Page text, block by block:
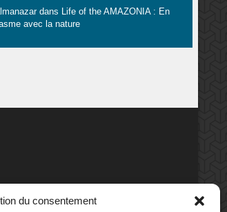
du consentement
dans Life of the AMAZONIA : En
avec la nature